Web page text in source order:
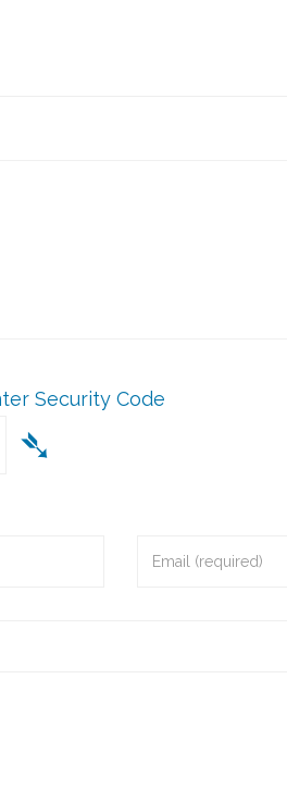
Security Code
➴